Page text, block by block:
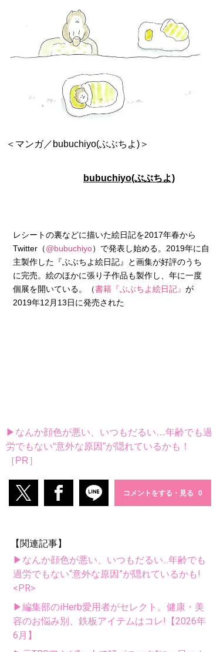
＜マンガ／bubuchiyo(ぶぶちよ)＞
bubuchiyo(ぶぶちよ)
レシートの裏などに描いた絵日記を2017年春から
Twitter（@bubuchiyo）で発表し始める。2019年に自
主製作した『ぶぶちよ絵日記』と画集が好評のうち
に完売。絵のほかに張り子作品も製作し、年に一度
個展を開いている。（書籍『ぶぶちよ絵日記』 が
2019年12月13日に発売された
▶なんか顔色が悪い、いつもだるい…年齢でも過
労でもない“意外な原因”が隠れているかも！
［PR］
コメントをする・見る
【関連記事】
▶なんか顔色が悪い、いつもだるい...年齢でも
過労でもない“意外な原因”が隠れているかも!
<PR>
▶編集部のiHerb愛用者がセレクト。健康・美
容のお悩み別、鉄板アイテムはコレ!【2026年
6月】